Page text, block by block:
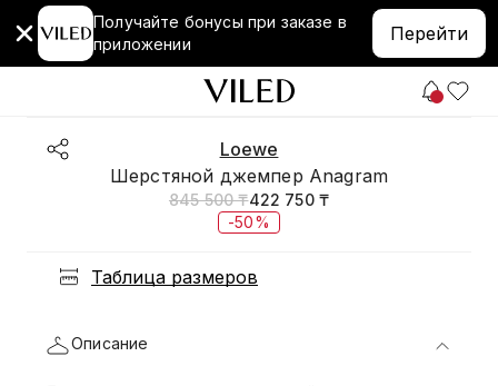
Получайте бонусы при заказе в
приложении
Перейти
Loewe
Шерстяной джемпер Anagram
845 500 ₸422 750 ₸
-50%
Таблица размеров
Описание